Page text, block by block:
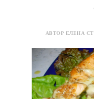
АВТОР ЕЛЕНА